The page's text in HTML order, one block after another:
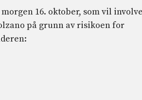
16. oktober, som vil
på grunn av risikoen for